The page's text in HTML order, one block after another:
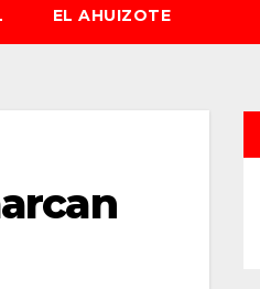
EL AHUIZOTE